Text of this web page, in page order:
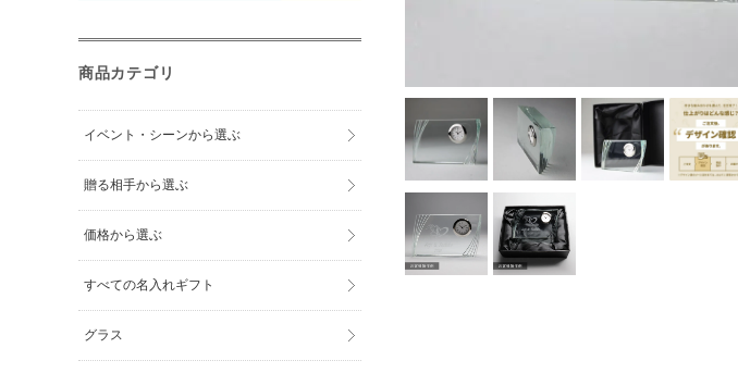
盾・トロフィー
マウスパッド
商品カテゴリ
イベント・シーンから選ぶ
贈る相手から選ぶ
価格から選ぶ
すべての名入れギフト
グラス